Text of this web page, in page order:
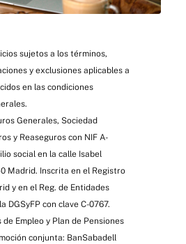
sujetos a los términos,
y exclusiones aplicables a
en las condiciones
Generales, Sociedad
y Reaseguros con NIF A-
social en la calle Isabel
Madrid. Inscrita en el Registro
y en el Reg. de Entidades
DGSyFP con clave C-0767.
de Empleo y Plan de Pensiones
conjunta: BanSabadell